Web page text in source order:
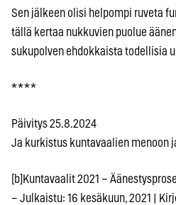
Sen jälkeen olisi helpompi ruveta
tällä kertaa nukkuvien puolue
sukupolven ehdokkaista todellisia
* * * *
Päivitys 25.8.2024
Ja kurkistus kuntavaalien menoon
[b]Kuntavaalit 2021 –
– Julkaistu: 16 kesäkuun, 2021 |